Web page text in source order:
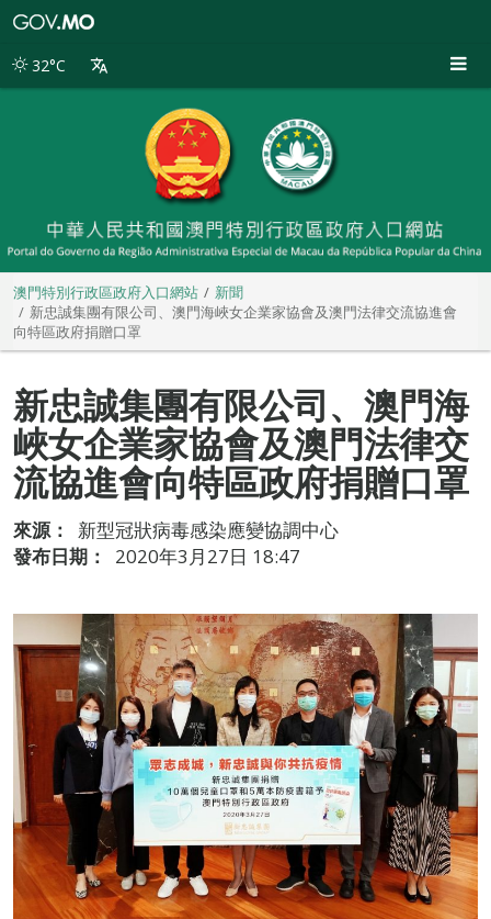
別
32°C
澳門特別行政區政府入口網站
新聞
新忠誠集團有限公司、澳門海峽女企業家協會及澳門法律交流協進會
向特區政府捐贈口罩
新忠誠集團有限公司、澳門海
峽女企業家協會及澳門法律交
流協進會向特區政府捐贈口罩
來源：
新型冠狀病毒感染應變協調中心
發布日期：
2020年3月27日 18:47